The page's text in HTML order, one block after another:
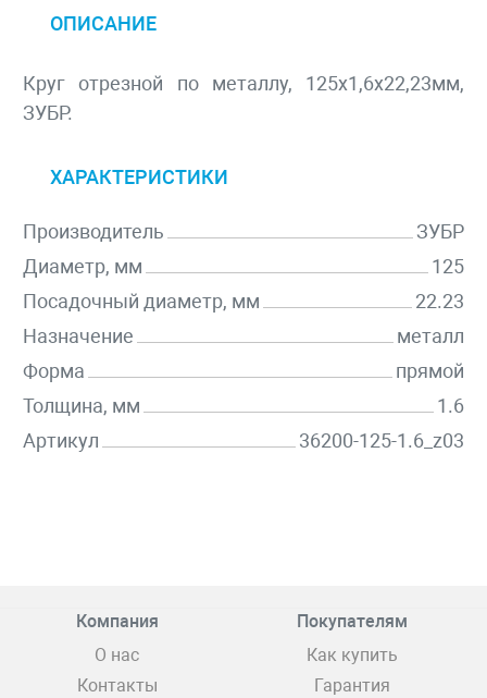
ОПИСАНИЕ
Круг отрезной по металлу, 125х1,6х22,23мм,
ЗУБР.
ХАРАКТЕРИСТИКИ
Производитель
ЗУБР
Диаметр, мм
125
Посадочный диаметр, мм
22.23
Назначение
металл
Форма
прямой
Толщина, мм
1.6
Артикул
36200-125-1.6_z03
Компания
О нас
Контакты
Покупателям
Как купить
Гарантия